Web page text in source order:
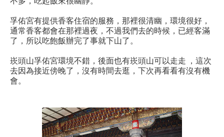
孚佑宮有提供香客住宿的服務，那裡很清幽，環境很好，
通常香客都會在那裡過夜，不過我們去的時候，已經客滿
了，所以吃飽飯辦完了事就下山了。
崁頭山孚佑宮環境不錯，後面也有崁頭山可以走走 ，這次
去因為接近傍晚了，沒有時間去逛，下次再看看有沒有機
會。